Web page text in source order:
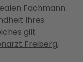
Fachmann
Ihres
gilt
Freiberg,